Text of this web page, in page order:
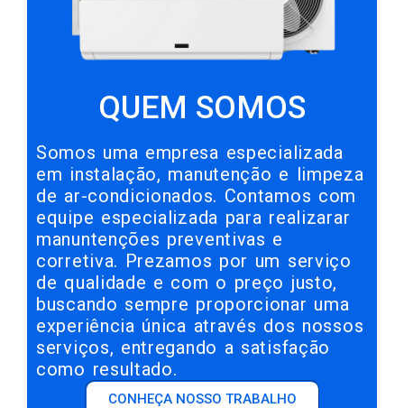
QUEM SOMOS
Somos uma empresa especializada
em instalação, manutenção e limpeza
de ar-condicionados. Contamos com
equipe especializada para realizarar
manuntenções preventivas e
corretiva. Prezamos por um serviço
de qualidade e com o preço justo,
buscando sempre proporcionar uma
experiência única através dos nossos
serviços, entregando a satisfação
como resultado.
CONHEÇA NOSSO TRABALHO